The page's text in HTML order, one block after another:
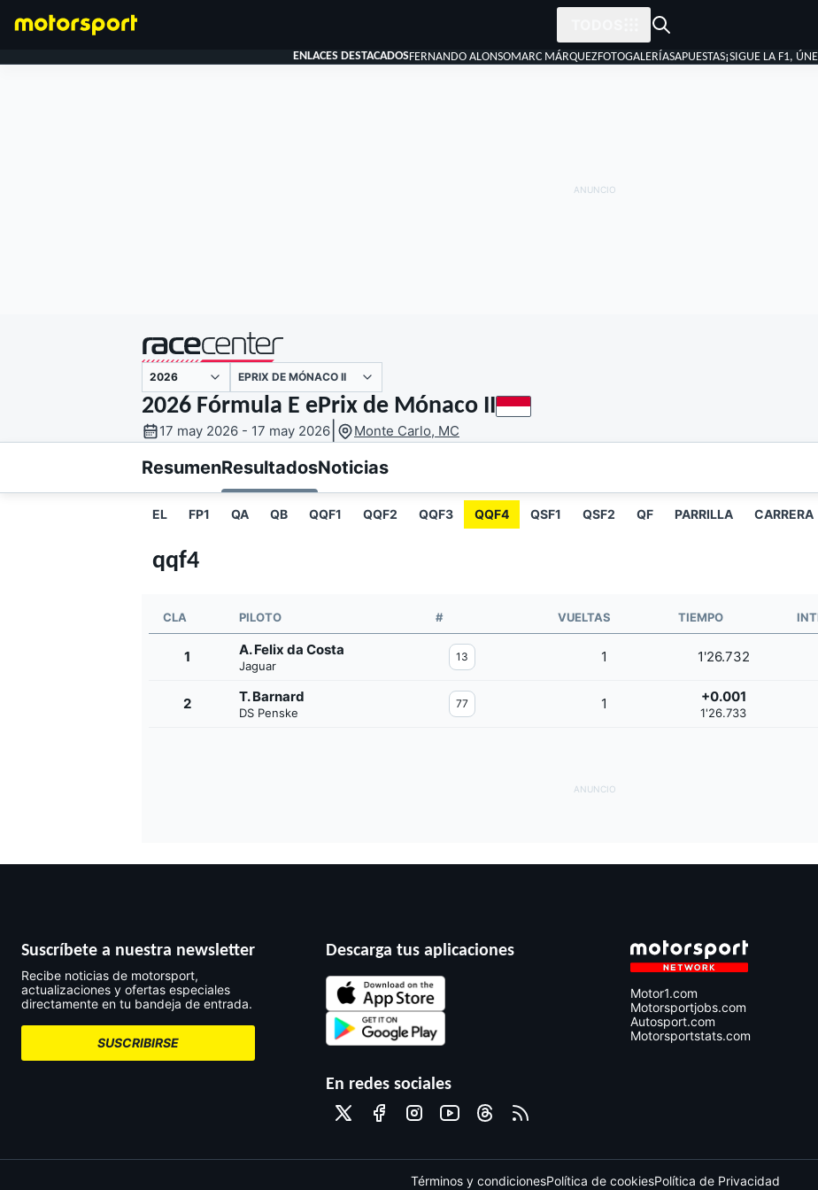
MOTOGP INDYCAR
FÓRMULA E
ENLACES DESTACADOSFERNANDO ALONSOMARC MÁRQUEZFOTOGALERÍASAPUESTAS¡SIGUE LA F1,
presentado por
EPRIX DE MÓNACO II
2026 Fórmula E ePrix de Mónaco II
17 may 2026 - 17 may 2026 Monte Carlo, MC
ResumenResultadosNoticias
EL FP1 QA QB QQF1 QQF2 QQF3 QQF4 QSF1 QSF2 QF PARRILLA CARRERA
qqf4
CLA PILOTO # VUELTAS TIEMPO
1 A. Felix da Costa
Jaguar
13 1 1'26.732
2 T. Barnard
DS Penske
77 1 +0.001
1'26.733
Suscríbete a nuestra newsletter
Recibe noticias de motorsport,
actualizaciones y ofertas especiales
directamente en tu bandeja de entrada.
SUSCRIBIRSE
Descarga tus aplicaciones
En redes sociales
Motor1.com
Motorsportjobs.com
Autosport.com
Motorsportstats.com
Términos y condicionesPolítica de cookiesPolítica de Privacidad